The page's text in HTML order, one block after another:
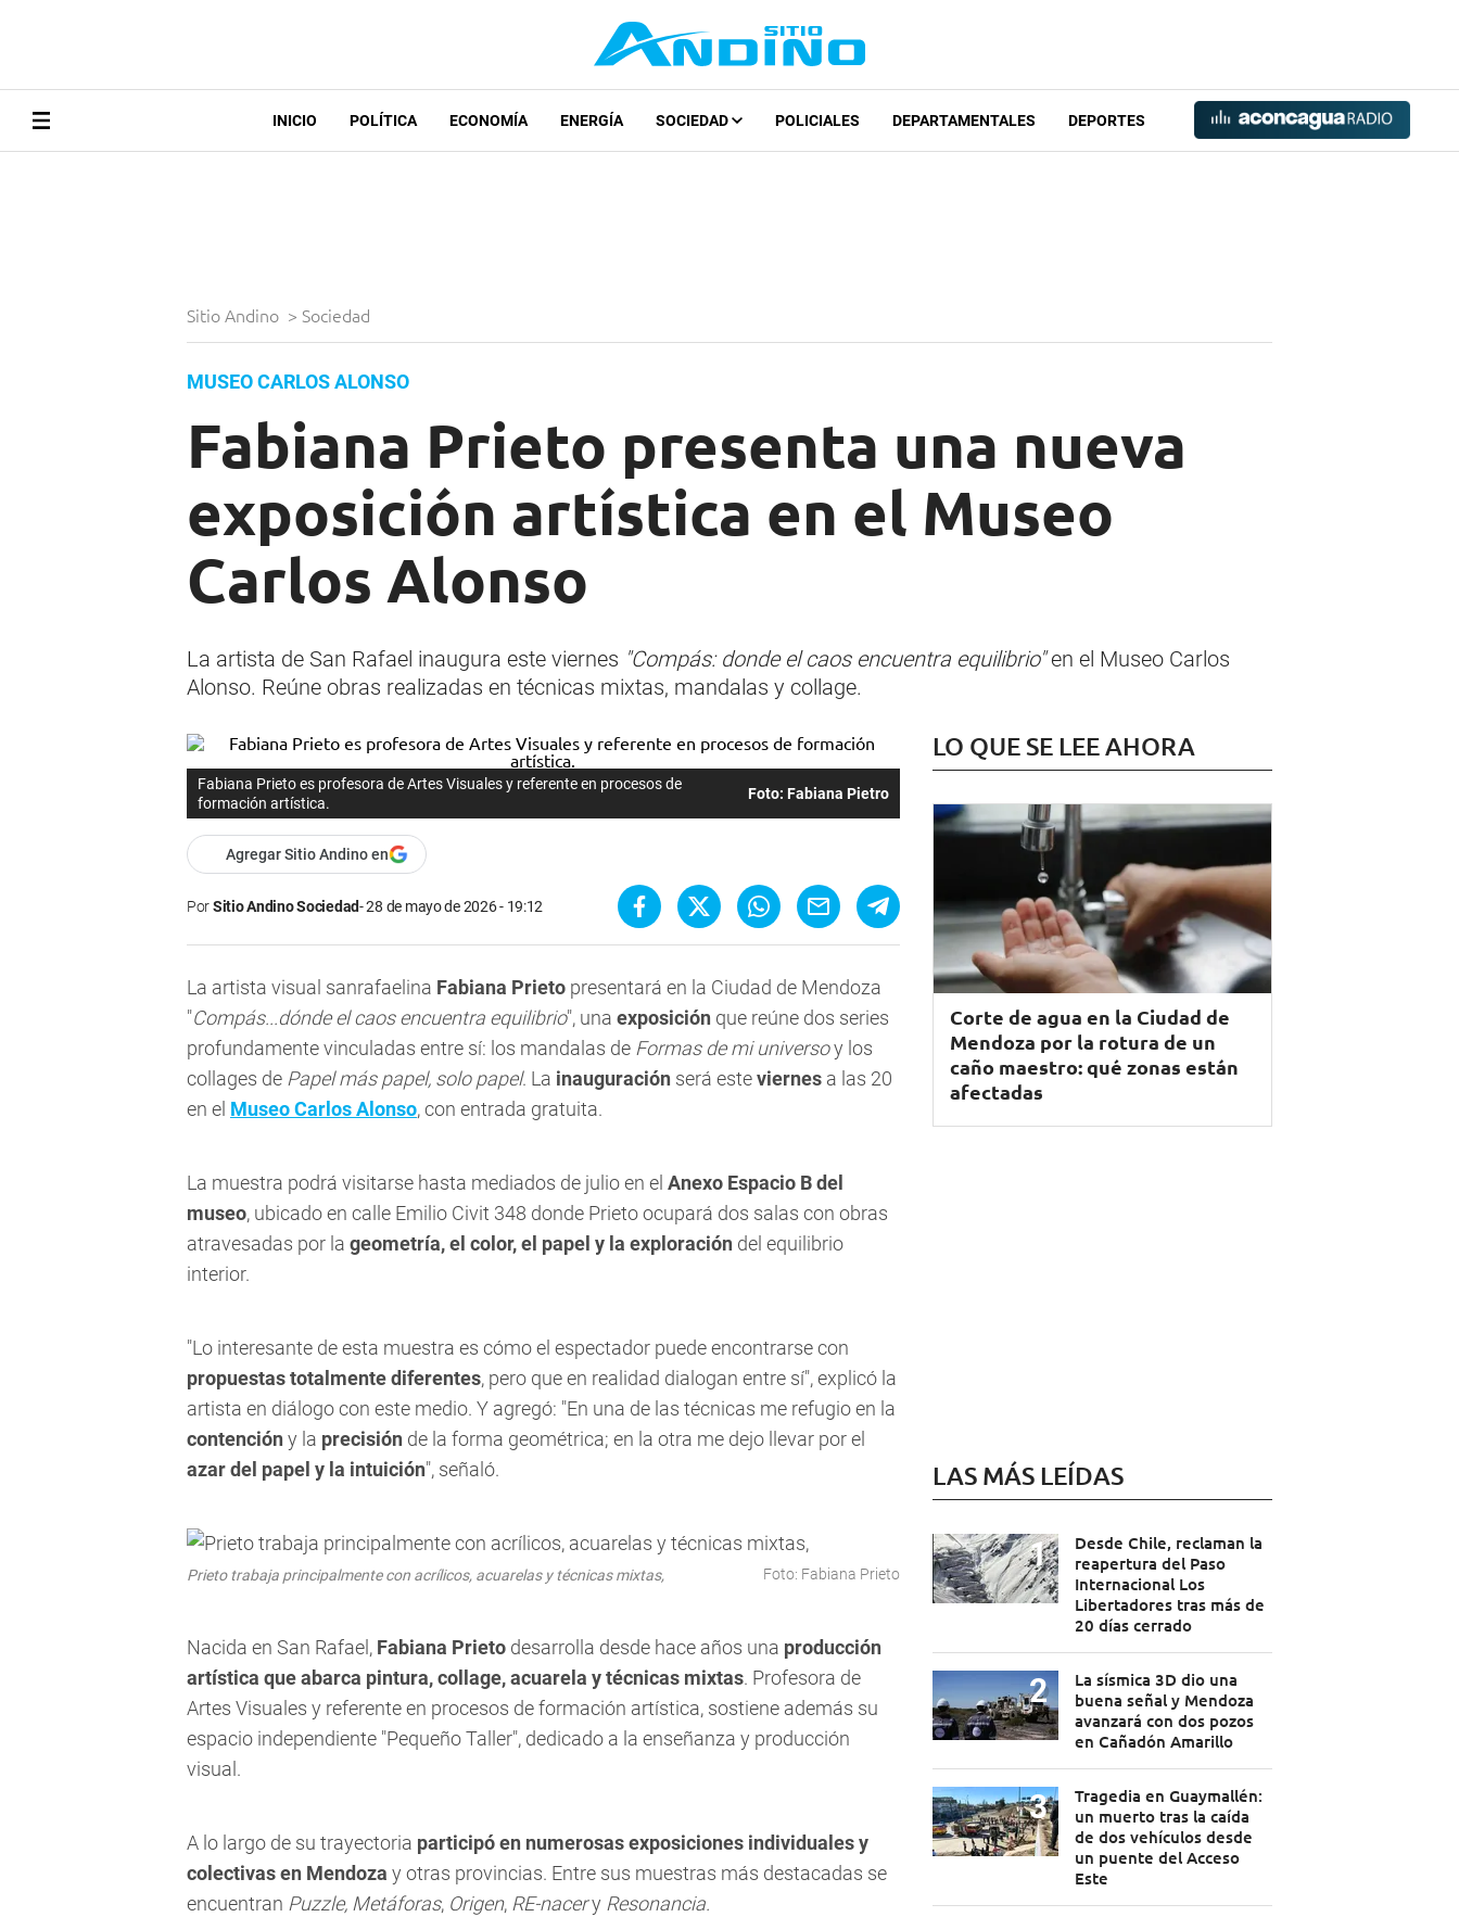
INICIO POLÍTICA ECONOMÍA ENERGÍA SOCIEDAD POLICIALES DEPARTAMENTALES DEPORTES
Sitio Andino > Sociedad
MUSEO CARLOS ALONSO
Fabiana Prieto presenta una nueva
exposición artística en el Museo
Carlos Alonso
La artista de San Rafael inaugura este viernes "Compás: donde el caos encuentra equilibrio"en el Museo Carlos
Alonso. Reúne obras realizadas en técnicas mixtas, mandalas y collage.
Fabiana Prieto es profesora de Artes Visuales y referente en procesos de
formación artística.
Foto: Fabiana Pietro
Agregar Sitio Andino en
PorSitio Andino Sociedad 28 de mayo de 2026 - 19:12
La artista visual sanrafaelina Fabiana Prieto presentará en la Ciudad de Mendoza
"Compás...dónde el caos encuentra equilibrio", una exposición que reúne dos series
profundamente vinculadas entre sí: los mandalas de Formas de mi universoy los
collages de Papel más papel, solo papel. La inauguración será esteviernes a las 20
en el Museo Carlos Alonso, con entrada gratuita.
La muestra podrá visitarse hasta mediados de julio en el Anexo Espacio B del
museo, ubicado en calle Emilio Civit 348 donde Prieto ocupará dos salas con obras
atravesadas por la geometría, el color, el papel y la exploración del equilibrio
interior.
"Lo interesante de esta muestra es cómo el espectador puede encontrarse con
propuestas totalmente diferentes, pero que en realidad dialogan entre sí", explicó la
artista en diálogo con este medio. Y agregó: "En una de las técnicas me refugio en la
contención y la precisión de la forma geométrica; en la otra me dejo llevar por el
azar del papel y la intuición", señaló.
Prieto trabaja principalmente con acrílicos, acuarelas y técnicas mixtas, Foto: Fabiana Prieto
Nacida en San Rafael, Fabiana Prieto desarrolla desde hace años una producción
artística que abarca pintura, collage, acuarela y técnicas mixtas. Profesora de
Artes Visuales y referente en procesos de formación artística, sostiene además su
espacio independiente "Pequeño Taller", dedicado a la enseñanza y producción
visual.
A lo largo de su trayectoria participó en numerosas exposiciones individuales y
colectivas en Mendoza y otras provincias. Entre sus muestras más destacadas se
encuentran Puzzle, Metáforas, Origen, RE-nacery Resonancia.
LO QUE SE LEE AHORA
Corte de agua en la Ciudad de
Mendoza por la rotura de un
caño maestro: qué zonas están
afectadas
LAS MÁS LEÍDAS
Desde Chile, reclaman la
reapertura del Paso
Internacional Los
Libertadores tras más de
20 días cerrado
La sísmica 3D dio una
buena señal y Mendoza
avanzará con dos pozos
en Cañadón Amarillo
Tragedia en Guaymallén:
un muerto tras la caída
de dos vehículos desde
un puente del Acceso
Este